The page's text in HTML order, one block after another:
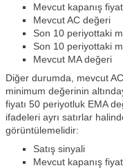
Mevcut kapanış
Mevcut AC değeri
Son 10 periyottaki
Son 10 periyottaki
Mevcut MA değeri
Diğer durumda, mevcut
minimum değerinin
fiyatı 50 periyotluk EMA
ifadeleri ayrı satırlar
görüntülemelidir:
Satış sinyali
Mevcut kapanış